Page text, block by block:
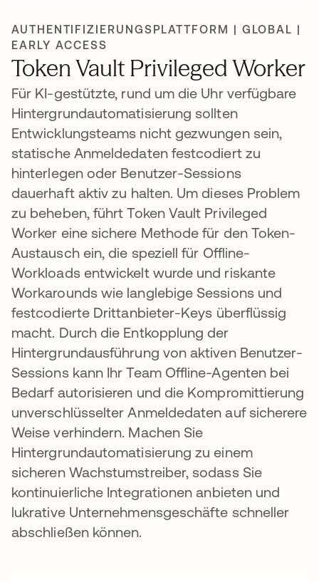
AUTHENTIFIZIERUNGSPLATTFORM | GLOBAL |
EARLY ACCESS
Token Vault Privileged Worker
Für KI-gestützte, rund um die Uhr verfügbare
Hintergrundautomatisierung sollten
Entwicklungsteams nicht gezwungen sein,
statische Anmeldedaten festcodiert zu
hinterlegen oder Benutzer-Sessions
dauerhaft aktiv zu halten. Um dieses Problem
zu beheben, führt Token Vault Privileged
Worker eine sichere Methode für den Token-
Austausch ein, die speziell für Offline-
Workloads entwickelt wurde und riskante
Workarounds wie langlebige Sessions und
festcodierte Drittanbieter-Keys überflüssig
macht. Durch die Entkopplung der
Hintergrundausführung von aktiven Benutzer-
Sessions kann Ihr Team Offline-Agenten bei
Bedarf autorisieren und die Kompromittierung
unverschlüsselter Anmeldedaten auf sicherere
Weise verhindern. Machen Sie
Hintergrundautomatisierung zu einem
sicheren Wachstumstreiber, sodass Sie
kontinuierliche Integrationen anbieten und
lukrative Unternehmensgeschäfte schneller
abschließen können.